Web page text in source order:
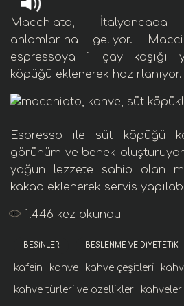
Macchiato,
anlamlarına geliyor.
espressoya 1 çay kaşığı
köpüğü eklenerek hazırlanıyor.
Espresso ile süt köpüğü
görünüm ve benek
yoğun lezzete sahip olan
kakao eklenerek servis
1.446 kez okundu
BESINLER BESLENME VE DIYETETIK
kafein kahve kahve çeşitleri
kahve türleri ve özellikler kahveler